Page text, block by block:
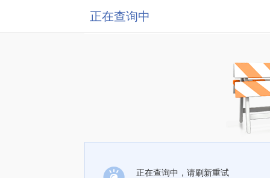
正在查询中
正在查询中，请刷新重试